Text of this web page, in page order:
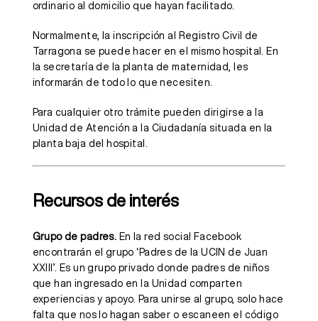
ordinario al domicilio que hayan facilitado.
Normalmente, la inscripción al Registro Civil de
Tarragona se puede hacer en el mismo hospital. En
la secretaría de la planta de maternidad, les
informarán de todo lo que necesiten.
Para cualquier otro trámite pueden dirigirse a la
Unidad de Atención a la Ciudadanía situada en la
planta baja del hospital.
Recursos de interés
Grupo de padres. En la red social Facebook
encontrarán el grupo ‘Padres de la UCIN de Juan
XXIII’. Es un grupo privado donde padres de niños
que han ingresado en la Unidad comparten
experiencias y apoyo. Para unirse al grupo, solo hace
falta que nos lo hagan saber o escaneen el código